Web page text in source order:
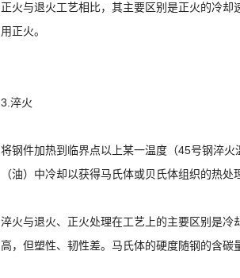
正火与退火工艺相比，其主要区别是正火的冷
用正火。
3.淬火
将钢件加热到临界点以上某一温度（45号钢淬
（油）中冷却以获得马氏体或贝氏体组织的热处
淬火与退火、正火处理在工艺上的主要区别是
高，但塑性、韧性差。马氏体的硬度随钢的含碳